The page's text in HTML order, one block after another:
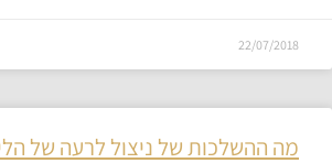
22/07/2018
מה ההשלכות של ניצול לרעה של